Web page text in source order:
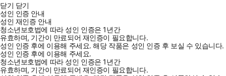
닫기 닫기
성인 인증 안내
성인 재인증 안내
청소년보호법에 따라 성인 인증은 1년간
유효하며, 기간이 만료되어 재인증이 필요합니다.
성인 인증 후에 이용해 주세요.해당 작품은 성인 인증 후 보실 수 있습니다.
성인 인증 후에 이용해 주세요.
청소년보호법에 따라 성인 인증은 1년간
유효하며, 기간이 만료되어 재인증이 필요합니다.